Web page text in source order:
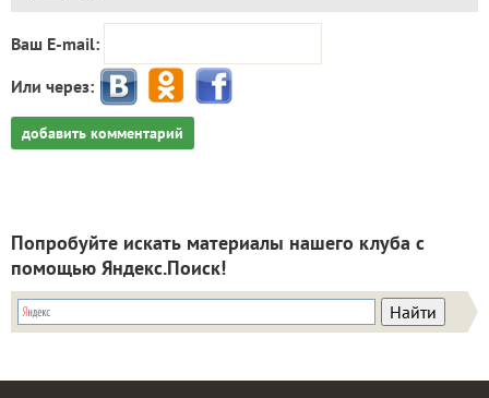
Ваш E-mail:
Или через:
добавить комментарий
Попробуйте искать материалы нашего клуба с
помощью Яндекс.Поиск!